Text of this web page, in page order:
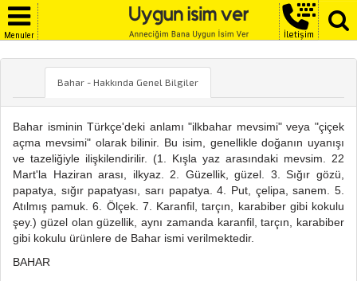
Menuler İletişim
Bahar - Hakkında Genel Bilgiler
Bahar isminin Türkçe'deki anlamı "ilkbahar mevsimi" veya "çiçek
açma mevsimi" olarak bilinir. Bu isim, genellikle doğanın uyanışı
ve tazeliğiyle ilişkilendirilir. (1. Kışla yaz arasındaki mevsim. 22
Mart'la Haziran arası, ilkyaz. 2. Güzellik, güzel. 3. Sığır gözü,
papatya, sığır papatyası, sarı papatya. 4. Put, çelipa, sanem. 5.
Atılmış pamuk. 6. Ölçek. 7. Karanfil, tarçın, karabiber gibi kokulu
şey.) güzel olan güzellik, aynı zamanda karanfil, tarçın, karabiber
gibi kokulu ürünlere de Bahar ismi verilmektedir.
BAHAR